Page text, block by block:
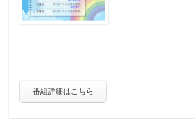
番組詳細はこちら